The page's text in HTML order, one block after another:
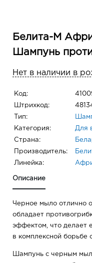
Белита-М
Шампунь
Нет в наличии в
Код:
Штрихкод:
Тип:
Категория: Для
Страна:
Производитель:
Линейка:
Описание
Черное мыло отлично
обладает
эффектом, что делает
в комплексной борьбе
Шампунь с черным